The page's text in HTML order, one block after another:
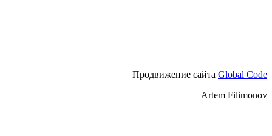
Продвижение сайта Global Code
Artem Filimonov